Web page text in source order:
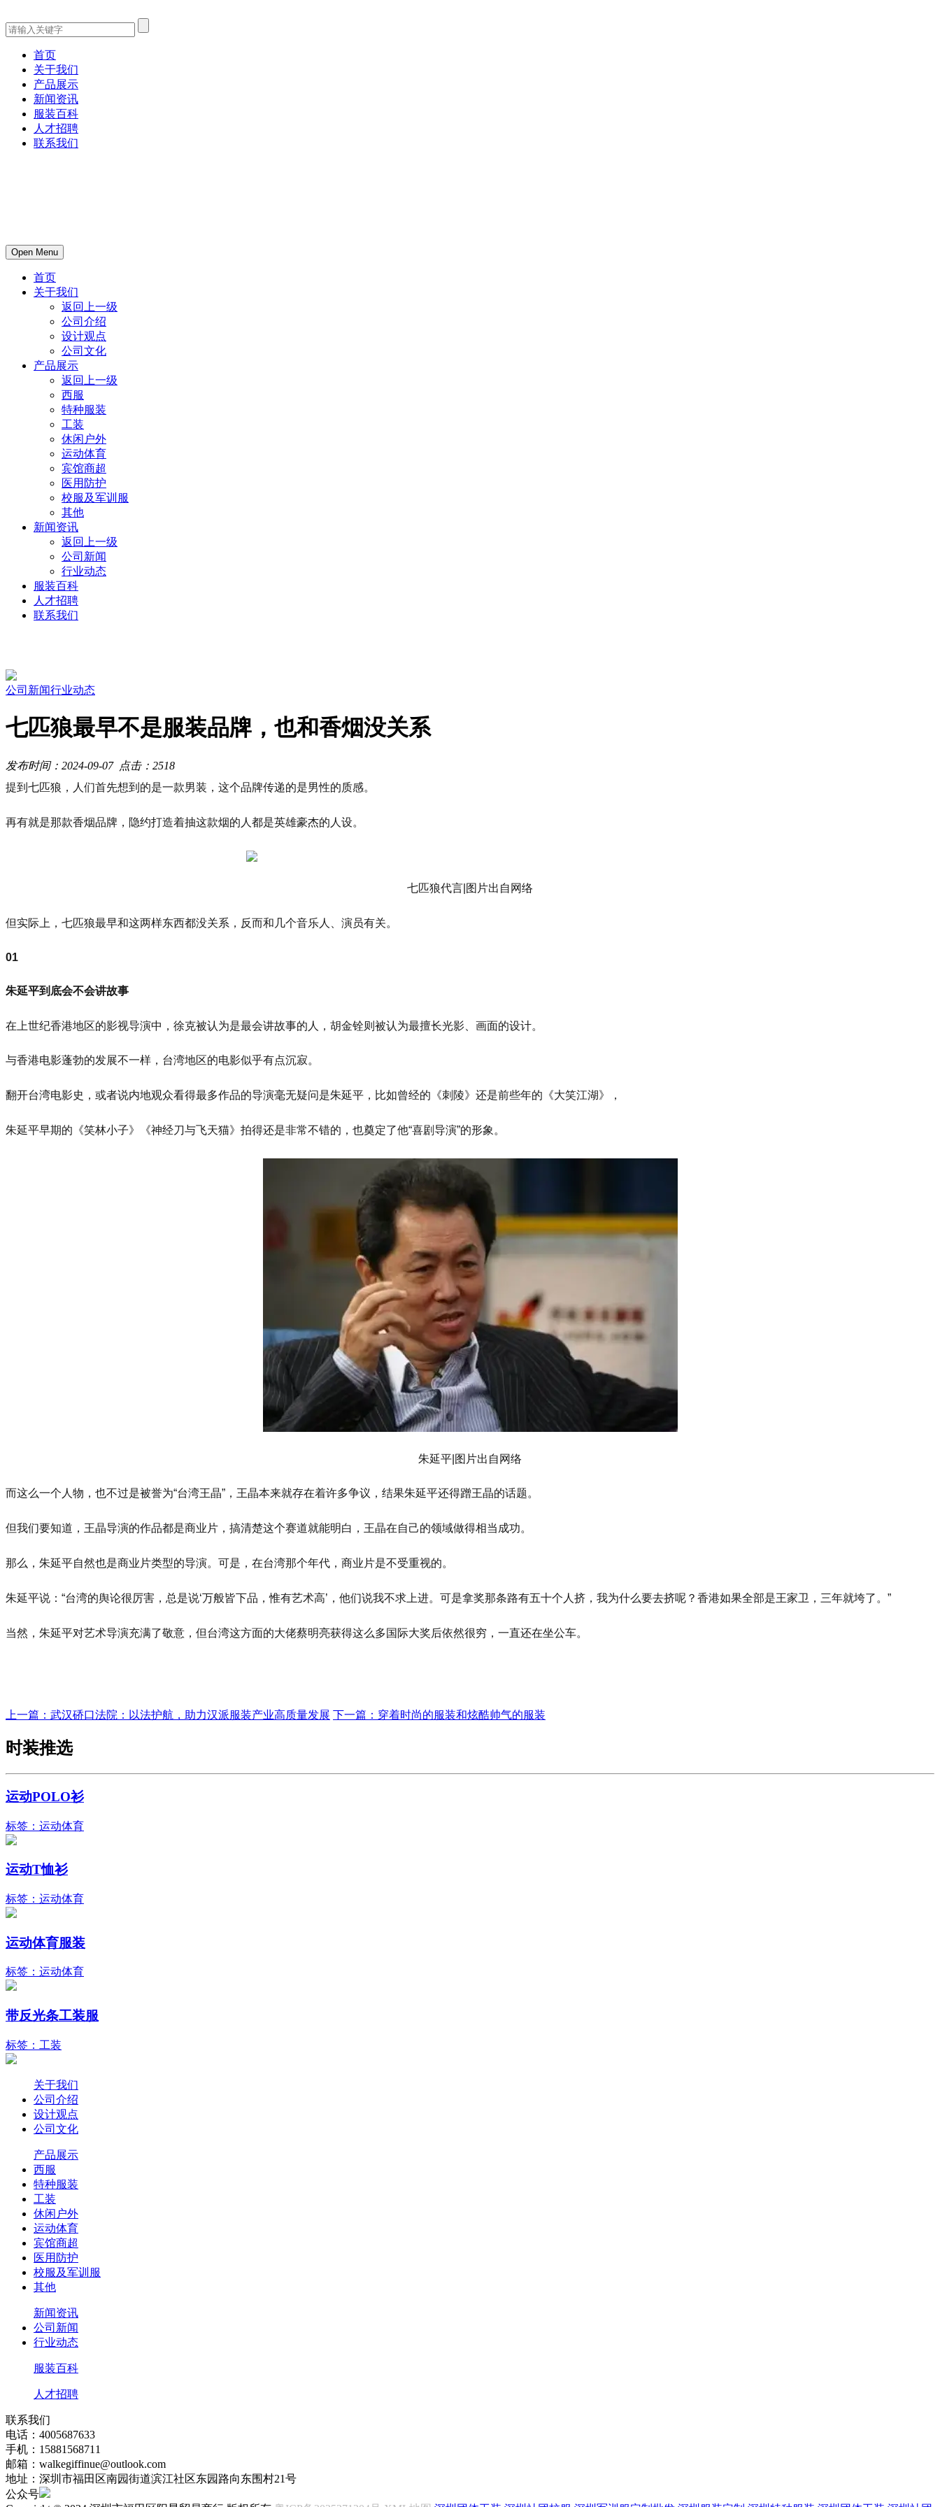
首页
关于我们
产品展示
新闻资讯
服装百科
人才招聘
联系我们
Open Menu
首页
关于我们
返回上一级
公司介绍
设计观点
公司文化
产品展示
返回上一级
西服
特种服装
工装
休闲户外
运动体育
宾馆商超
医用防护
校服及军训服
其他
新闻资讯
返回上一级
公司新闻
行业动态
服装百科
人才招聘
联系我们
公司新闻行业动态
七匹狼最早不是服装品牌，也和香烟没关系
发布时间： 2024-09-07点击： 2518
提到七匹狼，人们首先想到的是一款男装，这个品牌传递的是男性的质感。
再有就是那款香烟品牌，隐约打造着抽这款烟的人都是英雄豪杰的人设。
七匹狼代言|图片出自网络
但实际上，七匹狼最早和这两样东西都没关系，反而和几个音乐人、演员有关。
01
朱延平到底会不会讲故事
在上世纪香港地区的影视导演中，徐克被认为是最会讲故事的人，胡金铨则被认为最擅长光影、画面的设计。
与香港电影蓬勃的发展不一样，台湾地区的电影似乎有点沉寂。
翻开台湾电影史，或者说内地观众看得最多作品的导演毫无疑问是朱延平，比如曾经的《刺陵》还是前些年的《大笑江湖》，
朱延平早期的《笑林小子》《神经刀与飞天猫》拍得还是非常不错的，也奠定了他“喜剧导演”的形象。
朱延平|图片出自网络
而这么一个人物，也不过是被誉为“台湾王晶”，王晶本来就存在着许多争议，结果朱延平还得蹭王晶的话题。
但我们要知道，王晶导演的作品都是商业片，搞清楚这个赛道就能明白，王晶在自己的领域做得相当成功。
那么，朱延平自然也是商业片类型的导演。可是，在台湾那个年代，商业片是不受重视的。
朱延平说：“台湾的舆论很厉害，总是说‘万般皆下品，惟有艺术高’，他们说我不求上进。可是拿奖那条路有五十个人挤，我为什么要去挤呢？香港如果全部是王家卫，三年就垮了。”
当然，朱延平对艺术导演充满了敬意，但台湾这方面的大佬蔡明亮获得这么多国际大奖后依然很穷，一直还在坐公车。
上一篇： 武汉硚口法院：以法护航，助力汉派服装产业高质量发展 下一篇： 穿着时尚的服装和炫酷帅气的服装
时装推选
运动POLO衫
标签：运动体育
运动T恤衫
标签：运动体育
运动体育服装
标签：运动体育
带反光条工装服
标签：工装
关于我们
公司介绍
设计观点
公司文化
产品展示
西服
特种服装
工装
休闲户外
运动体育
宾馆商超
医用防护
校服及军训服
其他
新闻资讯
公司新闻
行业动态
服装百科
人才招聘
联系我们
电话：4005687633
手机：15881568711
邮箱：walkegiffinue@outlook.com
地址：深圳市福田区南园街道滨江社区东园路向东围村21号
公众号